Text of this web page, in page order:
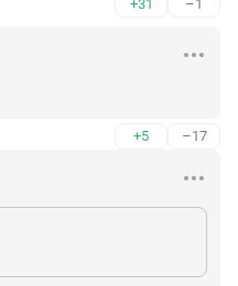
+31 –1
+5 –17